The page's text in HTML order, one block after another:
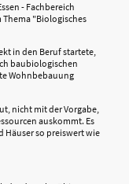
- Fachbereich
Thema "Biologisches
in den Beruf startete,
baubiologischen
Wohnbebauung
nicht mit der Vorgabe,
auskommt. Es
Häuser so preiswert wie